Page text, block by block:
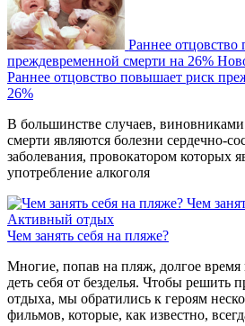
Раннее
преждевременной смерти на 26%
Раннее отцовство повышает риск
26%
В большинстве случаев,
смерти являются болезни сердечно-
заболевания, провокатором которых
употребление алкоголя
Чем
Активный отдых
Чем занять себя на пляже?
Многие, попав на пляж, долгое время
деть себя от безделья. Чтобы решить
отдыха, мы обратились к героям
фильмов, которые, как известно,